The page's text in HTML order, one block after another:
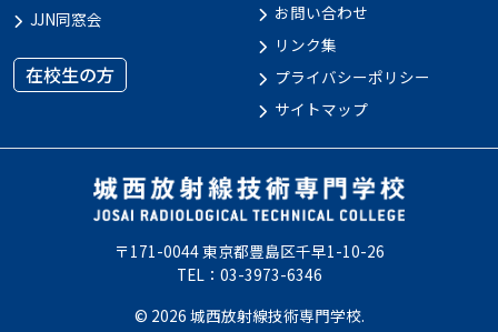
JJN同窓会
在校生の方
お問い合わせ
リンク集
プライバシーポリシー
サイトマップ
〒171-0044 東京都豊島区千早1-10-26
TEL：03-3973-6346
© 2026 城西放射線技術専門学校.